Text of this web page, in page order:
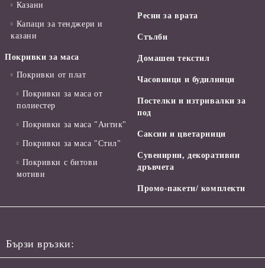
Казани
Капаци за тенджери и
казани
Покривки за маса
Покривки от плат
Покривки за маса от
полиестер
Покривки за маса "Антик"
Покривки за маса "Стил"
Покривки с битови
мотиви
Ресни за врата
Стълби
Домашен текстил
Часовници и будилници
Постелки и изтривалки за
под
Саксии и цветарници
Сувенирни, декоративни
дръвчета
Промо-пакети/ комплекти
Бързи връзки: